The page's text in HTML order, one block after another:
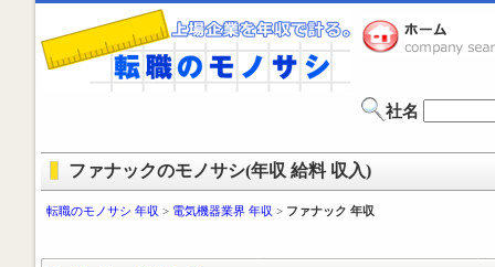
社名
ファナックのモノサシ(年収 給料 収入)
転職のモノサシ 年収 > 電気機器業界 年収 > ファナック 年収